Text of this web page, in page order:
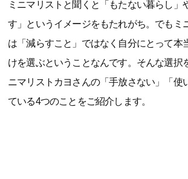
ミニマリストと聞くと「もたない暮らし」
す」というイメージをもたれがち。でもミ
は「減らすこと」ではなく自分にとって本
けを選ぶということなんです。そんな選択
ニマリストカヨさんの「手放さない」「使
ている4つのことをご紹介します。